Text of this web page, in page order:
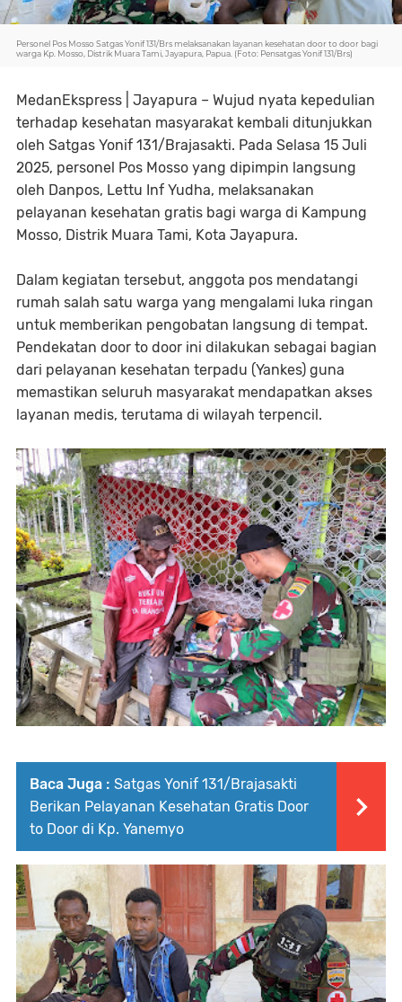
Personel Pos Mosso Satgas Yonif 131/Brs melaksanakan layanan kesehatan door to door bagi
warga Kp. Mosso, Distrik Muara Tami, Jayapura, Papua. (Foto: Pensatgas Yonif 131/Brs)
MedanEkspress | Jayapura – Wujud nyata kepedulian
terhadap kesehatan masyarakat kembali ditunjukkan
oleh Satgas Yonif 131/Brajasakti. Pada Selasa 15 Juli
2025, personel Pos Mosso yang dipimpin langsung
oleh Danpos, Lettu Inf Yudha, melaksanakan
pelayanan kesehatan gratis bagi warga di Kampung
Mosso, Distrik Muara Tami, Kota Jayapura.
Dalam kegiatan tersebut, anggota pos mendatangi
rumah salah satu warga yang mengalami luka ringan
untuk memberikan pengobatan langsung di tempat.
Pendekatan door to door ini dilakukan sebagai bagian
dari pelayanan kesehatan terpadu (Yankes) guna
memastikan seluruh masyarakat mendapatkan akses
layanan medis, terutama di wilayah terpencil.
Baca Juga : Satgas Yonif 131/Brajasakti
Berikan Pelayanan Kesehatan Gratis Door
to Door di Kp. Yanemyo